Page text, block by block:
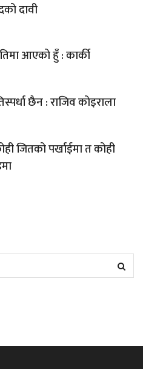
दावी
आएको हुँ : कार्की
छैन : राजिव कोइराला
जितको पर्खाईमा त कोही